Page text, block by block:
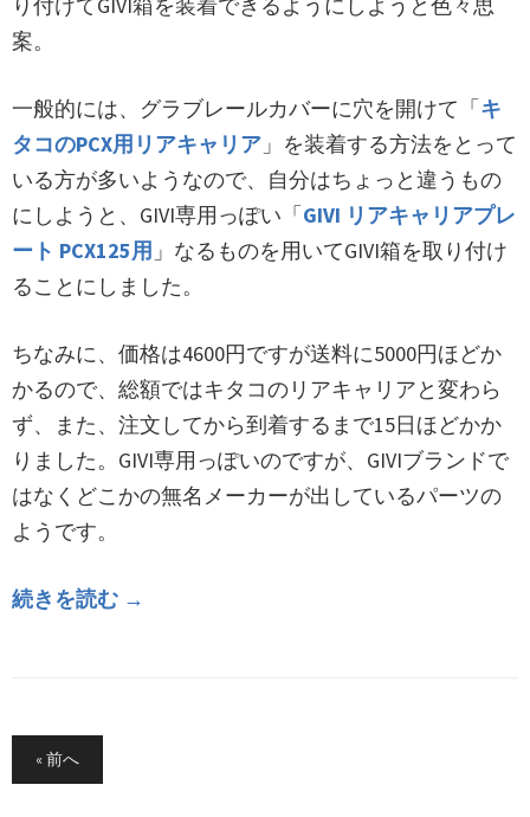
案。
一般的には、グラブレールカバーに穴を開けて「キ
タコのPCX用リアキャリア 」を装着する方法をとって
いる方が多いようなので、自分はちょっと違うもの
にしようと、GIVI専用っぽい「GIVI リアキャリアプレ
ート PCX125用 」なるものを用いてGIVI箱を取り付け
ることにしました。
ちなみに、価格は4600円ですが送料に5000円ほどか
かるので、総額ではキタコのリアキャリアと変わら
ず、また、注文してから到着するまで15日ほどかか
りました。GIVI専用っぽいのですが、GIVIブランドで
はなくどこかの無名メーカーが出しているパーツの
ようです。
続きを読む →
稿
« 前へ